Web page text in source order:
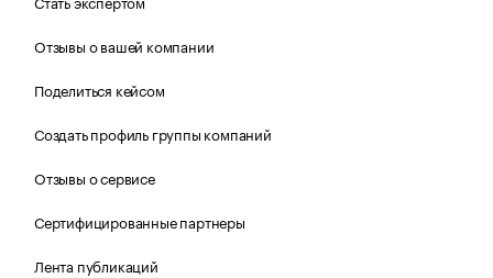
Отзывы о вашей компании
Поделиться кейсом
Создать профиль группы компаний
Отзывы о сервисе
Сертифицированные партнеры
Лента публикаций